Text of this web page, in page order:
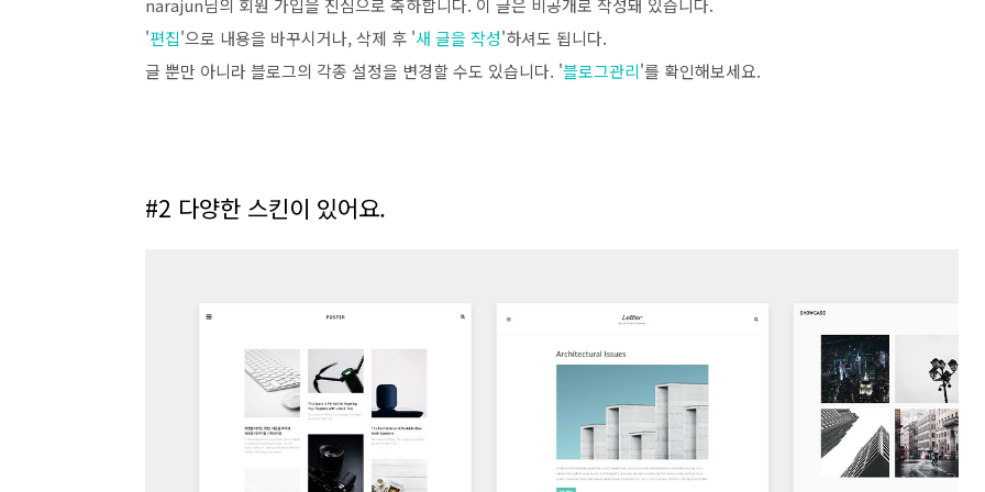
narajun님의 회원 가입을 진심으로 축하합니다. 이 글은 비공개로 작성돼 있습니다.
'편집'으로 내용을 바꾸시거나, 삭제 후 '새 글을 작성'하셔도 됩니다.
글 뿐만 아니라 블로그의 각종 설정을 변경할 수도 있습니다. '블로그관리'를 확인해보세요.
#2 다양한 스킨이 있어요.